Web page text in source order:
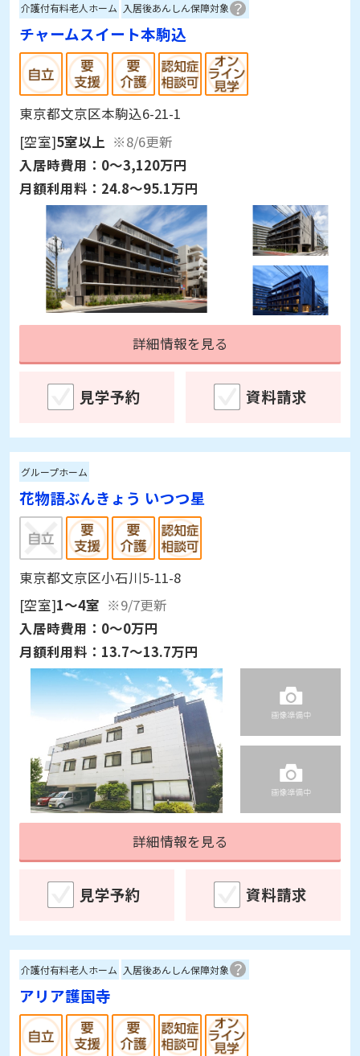
介護付有料老人ホーム 入居後あんしん保障対象
チャームスイート本駒込
東京都文京区本駒込6-21-1
[空室]5室以上 ※8/6更新
入居時費用： 0～3,120万円
月額利用料： 24.8～95.1万円
詳細情報を見る
見学予約 資料請求
グループホーム
花物語ぶんきょう いつつ星
東京都文京区小石川5-11-8
[空室]1～4室 ※9/7更新
入居時費用： 0～0万円
月額利用料： 13.7～13.7万円
詳細情報を見る
見学予約 資料請求
介護付有料老人ホーム 入居後あんしん保障対象
アリア護国寺